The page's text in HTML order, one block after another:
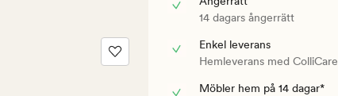
14 dagars ångerrätt
Enkel leverans
Hemleverans med ColliCare
Möbler hem på 14 dagar*